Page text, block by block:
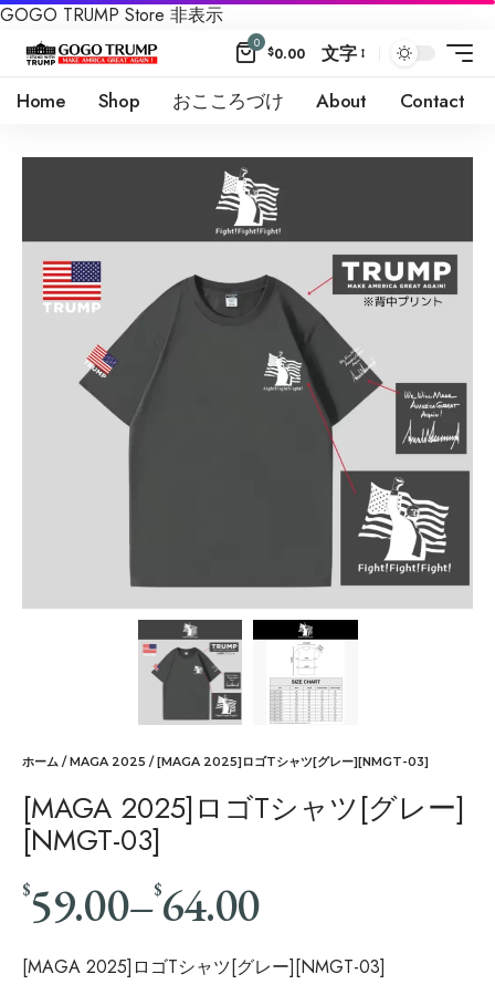
GOGO TRUMP Store 非表示
0
$0.00 文字
Home Shop おこころづけ About Contact
ホーム /MAGA 2025 / [MAGA 2025]ロゴTシャツ[グレー][NMGT-03]
[MAGA 2025]ロゴTシャツ[グレー]
[NMGT-03]
$59.00–$64.00
[MAGA 2025]ロゴTシャツ[グレー][NMGT-03]